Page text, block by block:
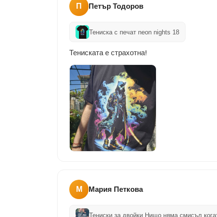
П Петър Тодоров
Тениска с печат neon nights 18
Тениската е страхотна!
М Мария Петкова
Тениски за двойки Нищо няма смисъл